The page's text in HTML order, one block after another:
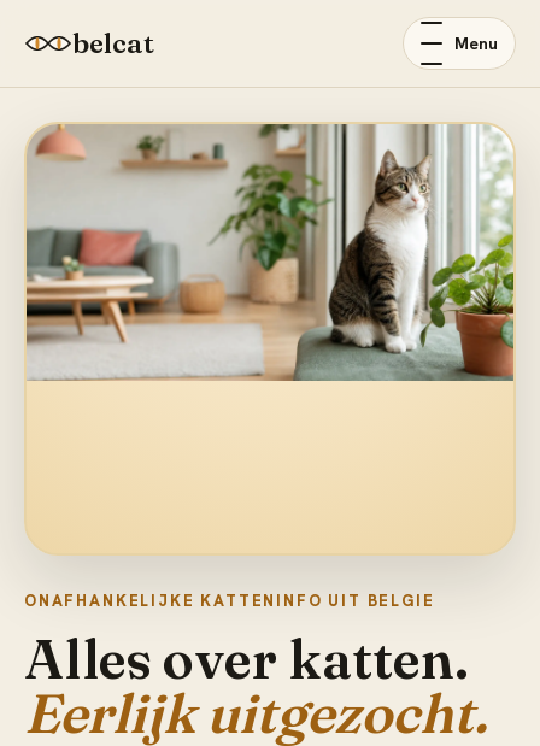
belcat Menu
ONAFHANKELIJKE KATTENINFO UIT BELGIE
Alles over katten.
Eerlijk uitgezocht.